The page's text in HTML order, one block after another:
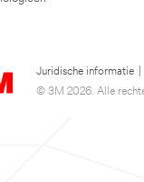
Juridische informatie
© 3M 2026. Alle